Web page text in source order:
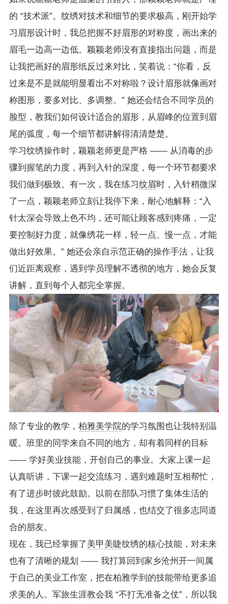
的 “技术派”。纹绣对技术和细节的要求极高，刚开始学
习眉形设计时，我总把握不好眉形的对称度，画出来的
眉毛一边高一边低。颖颖老师没有直接指出问题，而是
让我把画好的眉形纸反过来对比，笑着说：“你看，反
过来是不是就能明显看出不对称啦？设计眉形就像画对
称图形，要多对比、多调整。” 她还会结合不同学员的
脸型，教我们如何设计适合的眉形，从眉峰的位置到眉
尾的弧度，每一个细节都讲解得清清楚楚。
学习纹绣操作时，颖颖老师更是严格 —— 从消毒的步
骤到握笔的力度，再到入针的深度，每一个环节都要求
我们做到极致。有一次，我在练习纹眉时，入针稍微深
了一点，颖颖老师立刻让我停下来，耐心地解释：“入
针太深会导致上色不均，还可能让顾客感到疼痛，一定
要控制好力度，就像绣花一样，轻一点、慢一点，才能
做出好效果。” 她还会亲自示范正确的操作手法，让我
们近距离观察，遇到学员理解不透彻的地方，她会反复
讲解，直到每个人都完全掌握。
除了专业的教学， 柏雅美学院的学习氛围也让我特别温
暖。班里的同学来自不同的地方，却有着同样的目标
—— 学好美业技能，开创自己的事业。大家上课一起
认真听讲，下课一起交流练习，遇到难题时互相帮忙，
有了进步时彼此鼓励。以前在部队习惯了集体生活的
我，在这里再次感受到了归属感，也结交了很多志同道
合的朋友。
现在，我已经掌握了美甲美睫纹绣的核心技能，对未来
也有了清晰的规划 —— 我打算回到家乡沧州开一间属
于自己的美业工作室，把在柏雅学到的技能带给更多追
求美的人。军旅生涯教会我 “不打无准备之仗”，所以我